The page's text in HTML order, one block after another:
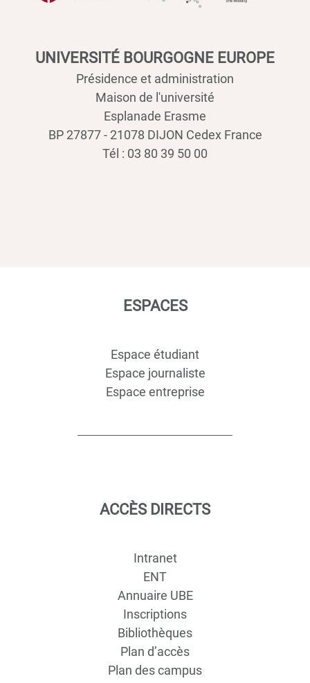
UNIVERSITÉ BOURGOGNE EUROPE
Présidence et administration
Maison de l'université
Esplanade Erasme
BP 27877 - 21078 DIJON Cedex France
Tél : 03 80 39 50 00
ESPACES
Espace étudiant
Espace journaliste
Espace entreprise
ACCÈS DIRECTS
Intranet
ENT
Annuaire UBE
Inscriptions
Bibliothèques
Plan d’accès
Plan des campus